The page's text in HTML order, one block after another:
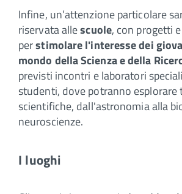
Infine, un’attenzione particolare
riservata allescuole, con progetti
perstimolare l'interesse dei
mondo della Scienza e della
previsti incontri e laboratori
studenti, dove potranno esplorare
scientifiche, dall'astronomia alla
neuroscienze.
I luoghi